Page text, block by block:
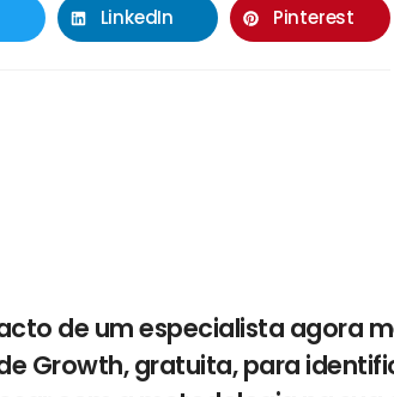
LinkedIn Pinterest
de um especialista agora
Growth, gratuita, para